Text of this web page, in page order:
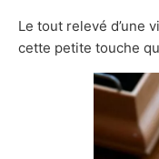
Le tout relevé d’une
cette petite touche